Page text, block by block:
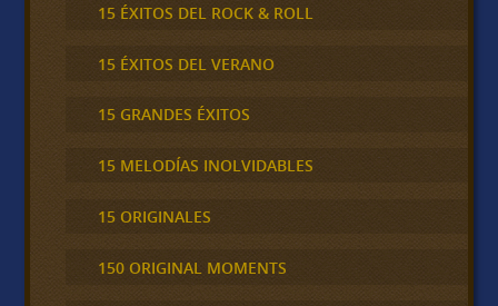
15 ÉXITOS DEL ROCK & ROLL
15 ÉXITOS DEL VERANO
15 GRANDES ÉXITOS
15 MELODÍAS INOLVIDABLES
15 ORIGINALES
150 ORIGINAL MOMENTS